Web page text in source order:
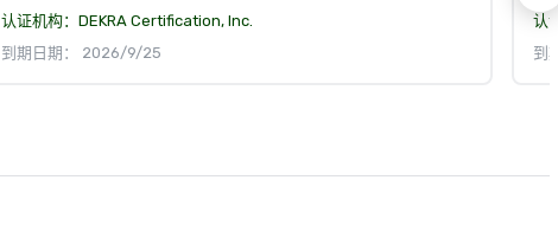
认证机构： DEKRA Certification, Inc.
到期日期： 2026/9/25
认
到